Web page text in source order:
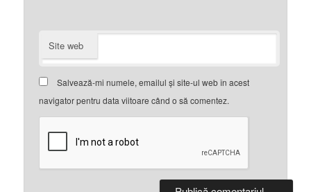
Site web
Salvează-mi numele, emailul și site-ul web în acest
navigator pentru data viitoare când o să comentez.